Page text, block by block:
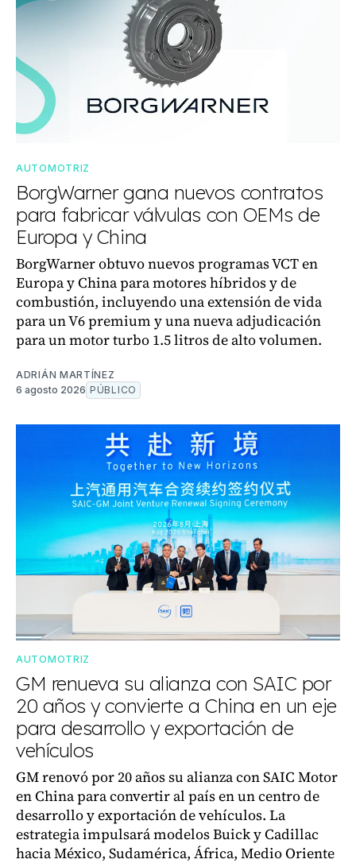
AUTOMOTRIZ
BorgWarner gana nuevos contratos
para fabricar válvulas con OEMs de
Europa y China
BorgWarner obtuvo nuevos programas VCT en
Europa y China para motores híbridos y de
combustión, incluyendo una extensión de vida
para un V6 premium y una nueva adjudicación
para un motor turbo 1.5 litros de alto volumen.
ADRIÁN MARTÍNEZ
6 agosto 2026 PÚBLICO
AUTOMOTRIZ
GM renueva su alianza con SAIC por
20 años y convierte a China en un eje
para desarrollo y exportación de
vehículos
GM renovó por 20 años su alianza con SAIC Motor
en China para convertir al país en un centro de
desarrollo y exportación de vehículos. La
estrategia impulsará modelos Buick y Cadillac
hacia México, Sudamérica, África, Medio Oriente